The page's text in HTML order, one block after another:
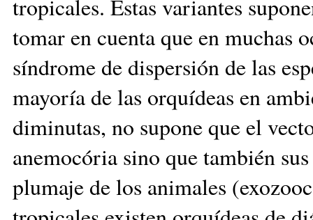
tropicales. Estas variantes
tomar en cuenta que en muchas
síndrome de dispersión de las
mayoría de las orquídeas en
diminutas, no supone que el
anemocória sino que también
plumaje de los animales